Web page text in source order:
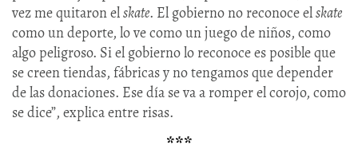
vez me quitaron elskate. El gobierno no reconoce elskate
como un deporte, lo ve como un juego de niños, como
algo peligroso. Si el gobierno lo reconoce es posible que
se creen tiendas, fábricas y no tengamos que depender
de las donaciones. Ese día se va a romper el corojo, como
se dice”, explica entre risas.
***